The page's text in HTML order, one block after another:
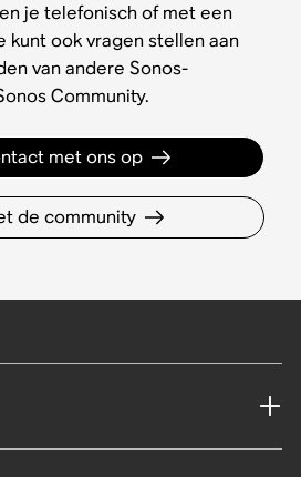
je telefonisch of met een
kunt ook vragen stellen aan
van andere Sonos-
Community.
met ons op
de community